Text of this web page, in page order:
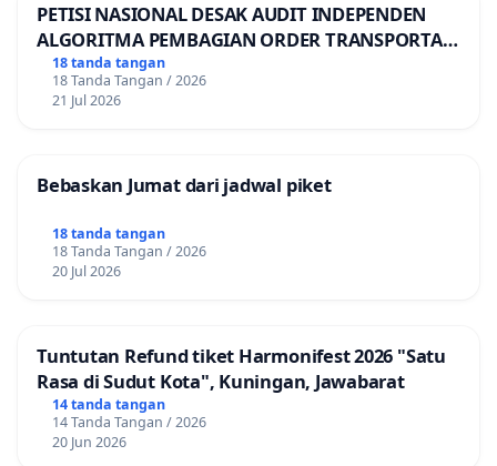
PETISI NASIONAL DESAK AUDIT INDEPENDEN
ALGORITMA PEMBAGIAN ORDER TRANSPORTASI
ONLINE
18 tanda tangan
18 Tanda Tangan / 2026
21 Jul 2026
Bebaskan Jumat dari jadwal piket
18 tanda tangan
18 Tanda Tangan / 2026
20 Jul 2026
Tuntutan Refund tiket Harmonifest 2026 "Satu
Rasa di Sudut Kota", Kuningan, Jawabarat
14 tanda tangan
14 Tanda Tangan / 2026
20 Jun 2026